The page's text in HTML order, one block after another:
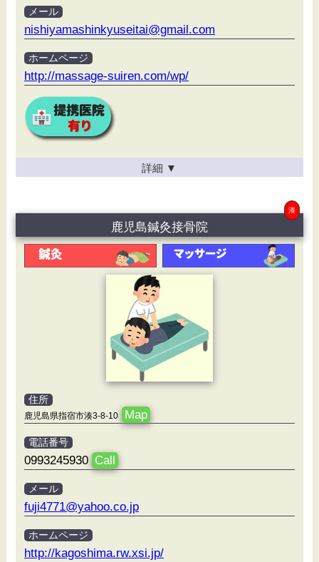
メール
nishiyamashinkyuseitai@gmail.com
ホームページ
http://massage-suiren.com/wp/
詳細 ▼
湊
鹿児島鍼灸接骨院
住所
鹿児島県指宿市湊3-8-10 Map
電話番号
0993245930 Call
メール
fuji4771@yahoo.co.jp
ホームページ
http://kagoshima.rw.xsi.jp/